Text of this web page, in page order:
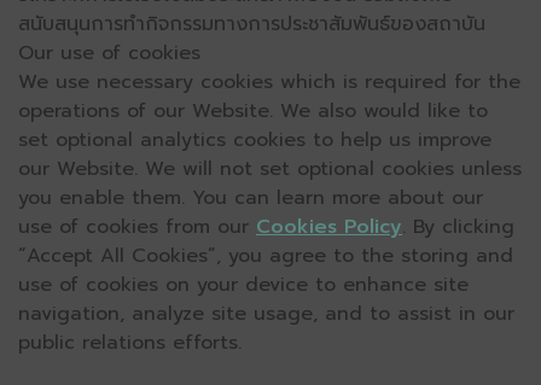
สนับสนุนการทำกิจกรรมทางการประชาสัมพันธ์ของสถาบัน
Our use of cookies
We use necessary cookies which is required for the
operations of our Website. We also would like to
set optional analytics cookies to help us improve
our Website. We will not set optional cookies unless
you enable them. You can learn more about our
use of cookies from our Cookies Policy. By clicking
“Accept All Cookies”, you agree to the storing and
use of cookies on your device to enhance site
navigation, analyze site usage, and to assist in our
public relations efforts.